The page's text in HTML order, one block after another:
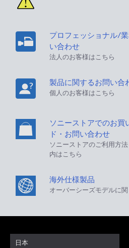
プロフェッショナル/
い合わせ
法人のお客様はこちら
製品に関するお問い合
個人のお客様はこちら
ソニーストアでのお買
ド・お問い合わせ
ソニーストアのご利用方
内はこちら
海外仕様製品
オーバーシーズモデルに
日本